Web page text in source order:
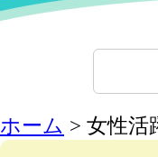
ホーム > 女性活